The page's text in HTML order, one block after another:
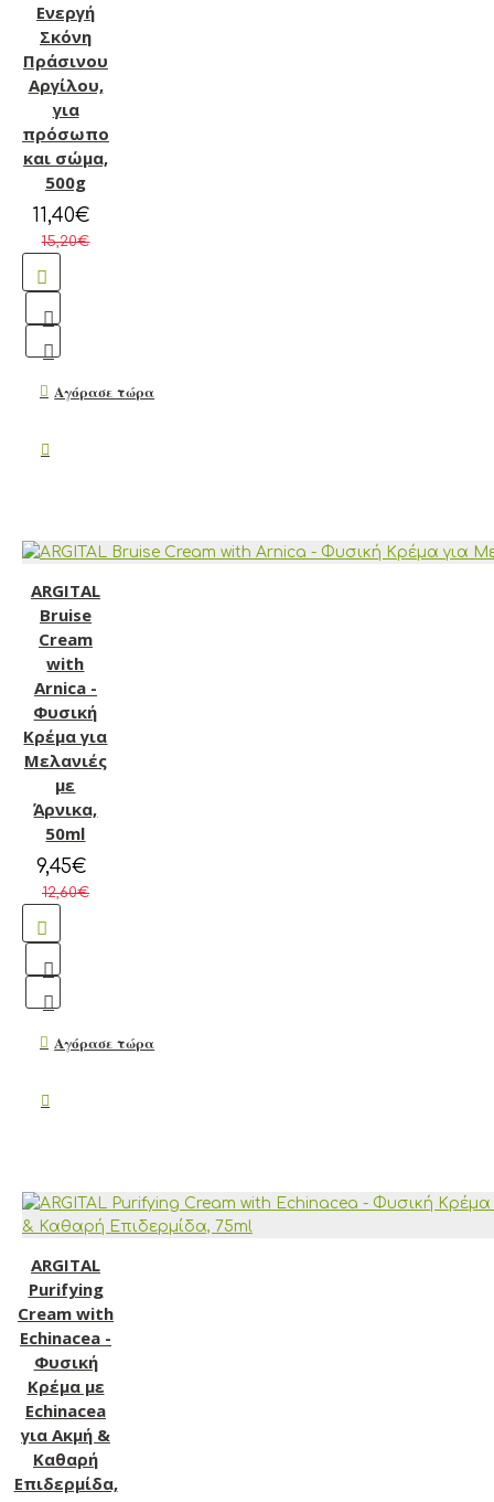
Ενεργή
Σκόνη
Πράσινου
Αργίλου,
για
πρόσωπο
και σώμα,
500g
11,40€
15,20€
Αγόρασε τώρα
ARGITAL
Bruise
Cream
with
Arnica -
Φυσική
Κρέμα για
Μελανιές
με
Άρνικα,
50ml
9,45€
12,60€
Αγόρασε τώρα
ARGITAL
Purifying
Cream with
Echinacea -
Φυσική
Κρέμα με
Echinacea
για Ακμή &
Καθαρή
Επιδερμίδα,